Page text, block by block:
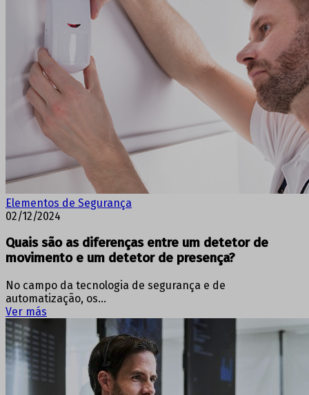
Elementos de Segurança
02/12/2024
Quais são as diferenças entre um detetor de
movimento e um detetor de presença?
No campo da tecnologia de segurança e de
automatização, os…
Ver más